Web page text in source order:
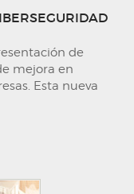
de
mejora en
Esta nueva